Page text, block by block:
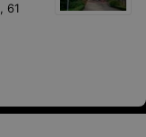
61